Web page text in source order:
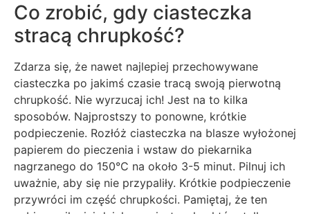
Co zrobić, gdy ciasteczka
stracą chrupkość?
Zdarza się, że nawet najlepiej przechowywane
ciasteczka po jakimś czasie tracą swoją pierwotną
chrupkość. Nie wyrzucaj ich! Jest na to kilka
sposobów. Najprostszy to ponowne, krótkie
podpieczenie. Rozłóż ciasteczka na blasze wyłożonej
papierem do pieczenia i wstaw do piekarnika
nagrzanego do 150°C na około 3-5 minut. Pilnuj ich
uważnie, aby się nie przypaliły. Krótkie podpieczenie
przywróci im część chrupkości. Pamiętaj, że ten